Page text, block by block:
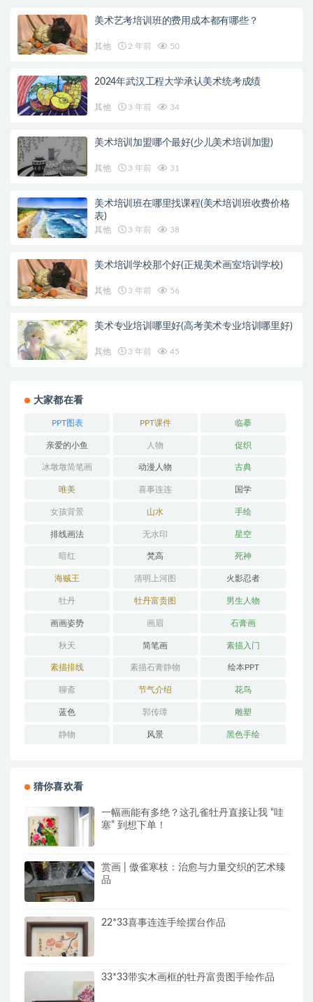
美术艺考培训班的费用成本都有哪些？
其他 2 年前 50
2024年武汉工程大学承认美术统考成绩
其他 3 年前 34
美术培训加盟哪个最好(少儿美术培训加盟)
其他 3 年前 31
美术培训班在哪里找课程(美术培训班收费价格
表)
其他 3 年前 38
美术培训学校那个好(正规美术画室培训学校)
其他 3 年前 56
美术专业培训哪里好(高考美术专业培训哪里好)
其他 3 年前 45
大家都在看
PPT图表 PPT课件 临摹
亲爱的小鱼 人物 促织
冰墩墩简笔画 动漫人物 古典
唯美 喜事连连 国学
女孩背景 山水 手绘
排线画法 无水印 星空
暗红 梵高 死神
海贼王 清明上河图 火影忍者
牡丹 牡丹富贵图 男生人物
画画姿势 画眉 石膏画
秋天 简笔画 素描入门
素描排线 素描石膏静物 绘本PPT
聊斋 节气介绍 花鸟
蓝色 郭传璋 雕塑
静物 风景 黑色手绘
猜你喜欢看
一幅画能有多绝？这孔雀牡丹直接让我 “哇
塞” 到想下单！
赏画 | 傲雀寒枝：治愈与力量交织的艺术臻
品
22*33喜事连连手绘摆台作品
33*33带实木画框的牡丹富贵图手绘作品